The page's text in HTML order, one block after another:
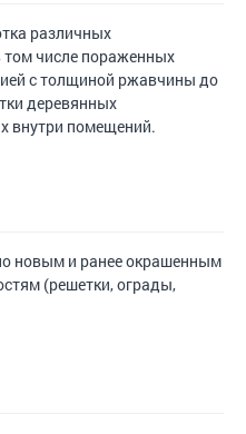
различных
том числе пораженных
с толщиной ржавчины до
деревянных
внутри помещений.
новым и ранее окрашенным
(решетки, ограды,